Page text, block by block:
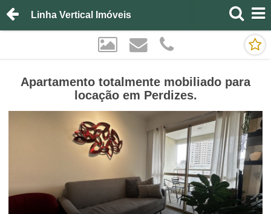
Linha Vertical Imóveis
Apartamento totalmente mobiliado para
locação em Perdizes.